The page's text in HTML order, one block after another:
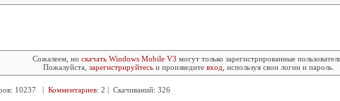
Сожалеем, но скачать Windows Mobile V3 могут только зарегистрированные
Пожалуйста, зарегистрируйтесьи произведите вход , используя свои логин и пароль.
10237 | Комментариев: 2 | Скачиваний: 326